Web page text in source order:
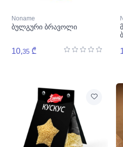
Noname
ბულგური ბრავოლი
10,35 ₾